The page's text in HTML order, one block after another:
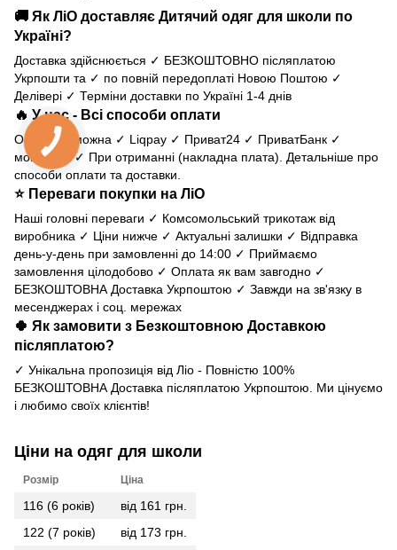
🚚 Як ЛіО доставляє Дитячий одяг для школи по
Україні?
Доставка здійснюється ✓ БЕЗКОШТОВНО післяплатою
Укрпошти та ✓ по повній передоплаті Новою Поштою ✓
Делівері ✓ Терміни доставки по Україні 1-4 днів
🔥 У нас - Всі способи оплати
Оплатити можна ✓ Liqpay ✓ Приват24 ✓ ПриватБанк ✓
монобанк ✓ При отриманні (накладна плата). Детальніше про
способи оплати та доставки
⭐ Переваги покупки на ЛіО
Наші головні переваги ✓ Комсомольський трикотаж від
виробника ✓ Ціни нижче ✓ Актуальні залишки ✓ Відправка
день-у-день при замовленні до 14:00 ✓ Приймаємо
замовлення цілодобово ✓ Оплата як вам завгодно ✓
БЕЗКОШТОВНА Доставка Укрпоштою ✓ Завжди на зв'язку в
месенджерах і соц. мережах
🍀 Як замовити з Безкоштовною Доставкою
післяплатою?
✓ Унікальна пропозиція від Ліо - Повністю 100%
БЕЗКОШТОВНА Доставка післяплатою Укрпоштою. Ми цінуємо
і любимо своїх клієнтів!
Ціни на одяг для школи
Розмір Ціна
116 (6 років)
від 161 грн.
122 (7 років)
від 173 грн.